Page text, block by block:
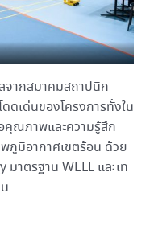
จากสมาคมสถาปนิก
ดเด่นของโครงการทั้งใน
คุณภาพและความรู้สึก
ภูมิอากาศเขตร้อน ด้วย
าตรฐาน WELL และเท